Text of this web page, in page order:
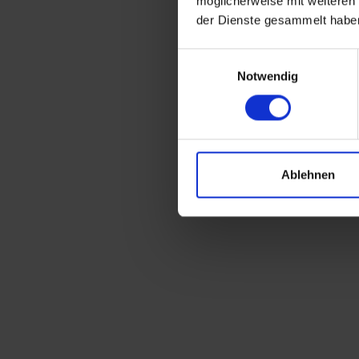
der Dienste gesammelt
Notwendig
Ablehnen